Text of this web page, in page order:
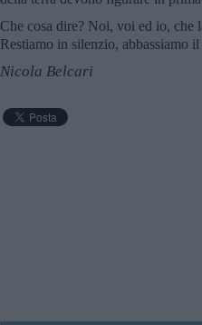
Che cosa dire? Noi, voi ed io, che
Restiamo in silenzio, abbassiamo
Nicola Belcari